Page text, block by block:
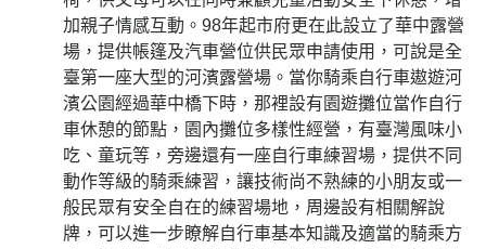
加親子情感互動。98年起市府更在此設立了華中露營
場，提供帳篷及汽車營位供民眾申請使用，可說是全
臺第一座大型的河濱露營場。當你騎乘自行車遨遊河
濱公園經過華中橋下時，那裡設有園遊攤位當作自行
車休憩的節點，園內攤位多樣性經營，有臺灣風味小
吃、童玩等，旁邊還有一座自行車練習場，提供不同
動作等級的騎乘練習，讓技術尚不熟練的小朋友或一
般民眾有安全自在的練習場地，周邊設有相關解說
牌，可以進一步瞭解自行車基本知識及適當的騎乘方